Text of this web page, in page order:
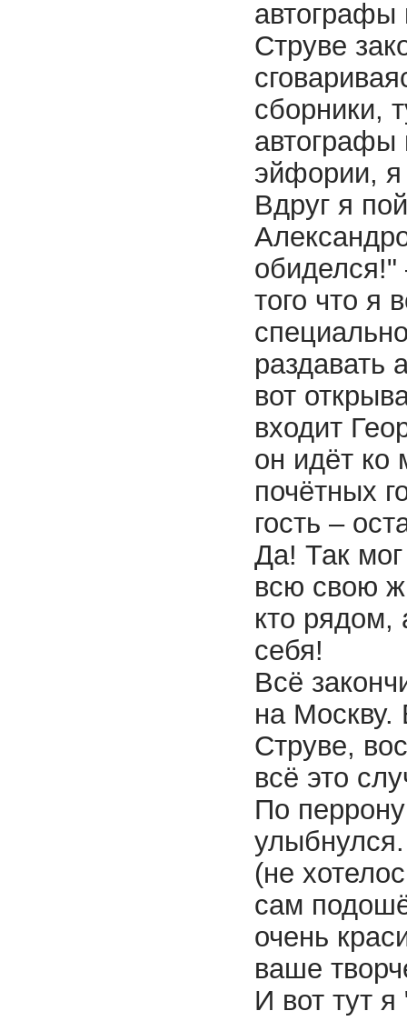
автографы
Струве
сборники,
автографы
эйфории, я
Вдруг я
обиделся!"
того что я
раздавать
вот
входит
он идёт ко
почётных
гость –
Да! Так
всю свою
кто рядом,
себя!
Всё
на Москву.
Струве,
всё это
По
(не
сам
очень
ваше
И вот тут